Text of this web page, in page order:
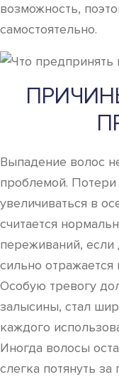
возможность,
самостоятельно.
Выпадение волос
проблемой. Потери
увеличиваться в
считается
переживаний, если
сильно
Особую тревогу
залысины, стал
каждого
Иногда волосы
слегка потянуть